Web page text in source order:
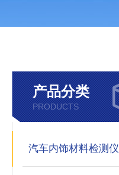
产品分类
PRODUCTS
汽车内饰材料检测仪